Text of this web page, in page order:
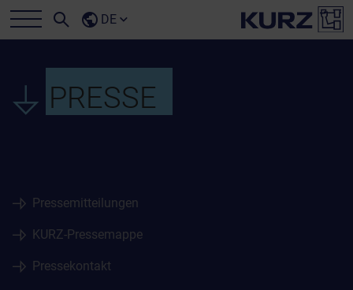
DE
PRESSE
Pressemitteilungen
KURZ-Pressemappe
Pressekontakt